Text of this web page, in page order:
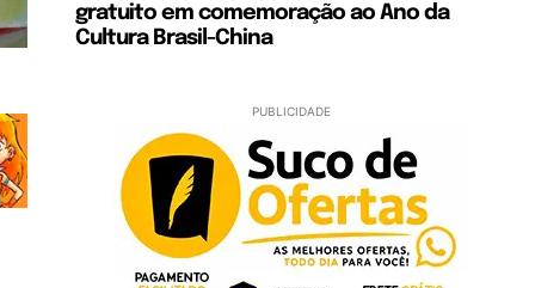
gratuito em comemoração ao Ano da
Cultura Brasil-China
PUBLICIDADE